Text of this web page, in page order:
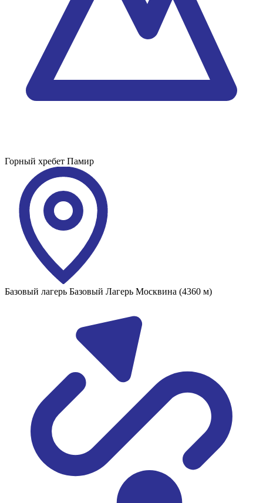
Горный хребет Памир
Базовый лагерь Базовый Лагерь Москвина (4360 м)